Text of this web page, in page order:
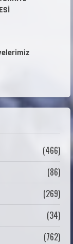
Er
(466)
(86)
(269)
(34)
(762)